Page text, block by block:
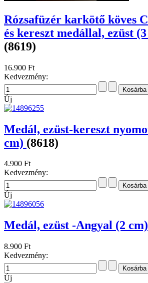
Rózsafüzér karkötő köves
és kereszt medállal, ezüst
(8619)
16.900 Ft
Kedvezmény:
Új
Medál, ezüst-kereszt
cm) (8618)
4.900 Ft
Kedvezmény:
Új
Medál, ezüst -Angyal (2 cm)
8.900 Ft
Kedvezmény:
Új